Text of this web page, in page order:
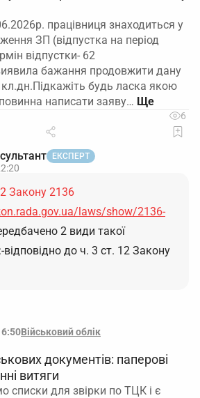
працівниця знаходиться у
ЗП (відпустка на період
відпустки- 62
бажання продовжити дану
будь ласка якою
написати заяву…
6
ЕКСПЕРТ
Закону 2136
laws/show/2136-
2 види такої
відповідно до ч. 3 ст. 12 Закону
Військовий облік
документів: паперові
витяги
списки для звірки по ТЦК і є